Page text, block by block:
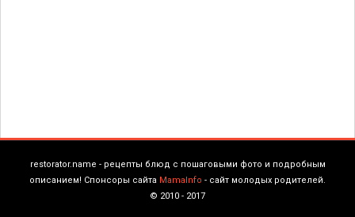
restorator.name - рецепты блюд с пошаговыми фото и подробным
описанием! Спонсоры сайта MamaInfo - сайт молодых родителей.
© 2010 - 2017